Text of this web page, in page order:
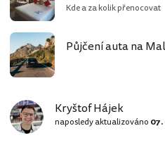
Kde a za kolik přenocovat
Půjčení auta na
Kryštof Hájek
naposledy aktualizováno